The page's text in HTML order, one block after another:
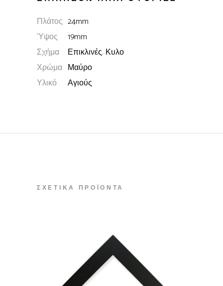
Πλάτος 24mm
Ύψος
19mm
Σχήμα
Επικλινές, Κυλο
Χρώμα Μαύρο
Υλικό
Αγιούς
ΣΧΕΤΙΚΆ ΠΡΟΪΌΝΤΑ